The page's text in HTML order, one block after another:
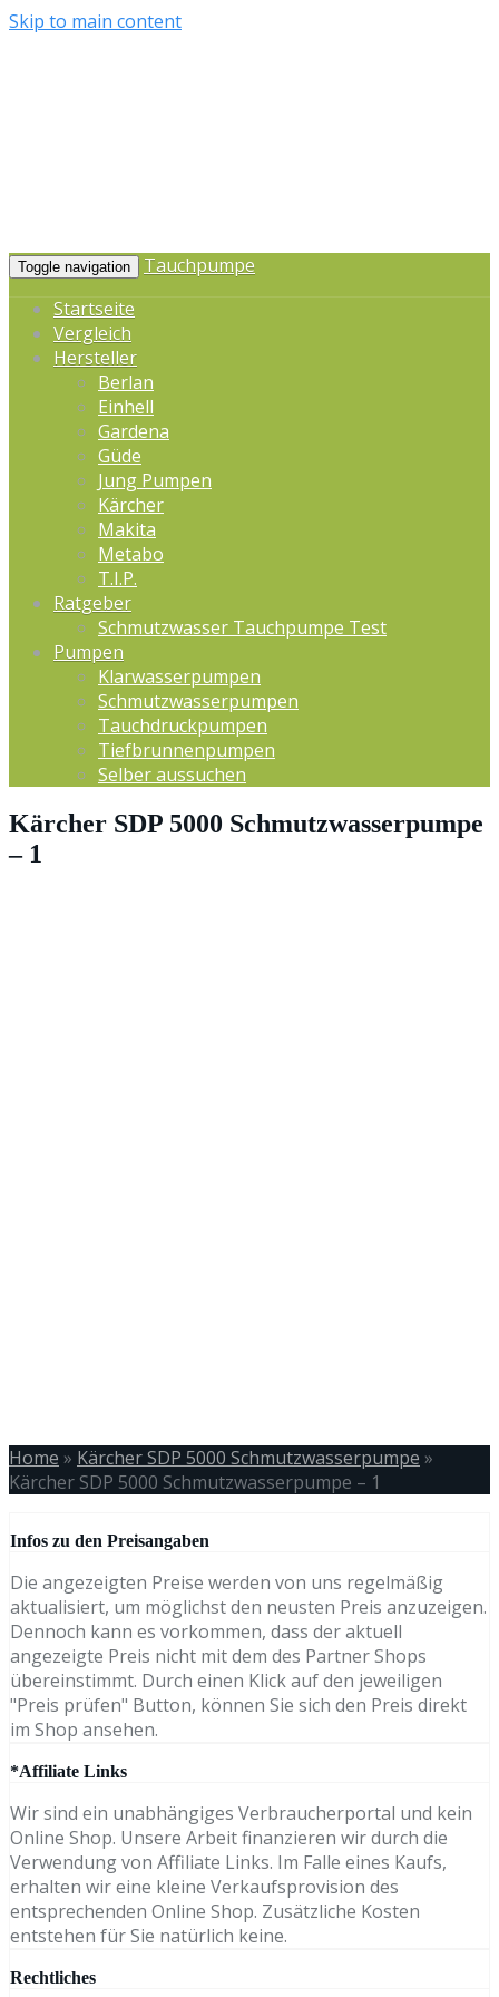
Skip to main content
Toggle navigation
Tauchpumpe
Startseite
Vergleich
Hersteller
Berlan
Einhell
Gardena
Güde
Jung Pumpen
Kärcher
Makita
Metabo
T.I.P.
Ratgeber
Schmutzwasser Tauchpumpe Test
Pumpen
Klarwasserpumpen
Schmutzwasserpumpen
Tauchdruckpumpen
Tiefbrunnenpumpen
Selber aussuchen
Kärcher SDP 5000 Schmutzwasserpumpe
– 1
Home » Kärcher SDP 5000 Schmutzwasserpumpe »
Kärcher SDP 5000 Schmutzwasserpumpe – 1
Infos zu den Preisangaben
Die angezeigten Preise werden von uns regelmäßig
aktualisiert, um möglichst den neusten Preis anzuzeigen.
Dennoch kann es vorkommen, dass der aktuell
angezeigte Preis nicht mit dem des Partner Shops
übereinstimmt. Durch einen Klick auf den jeweiligen
"Preis prüfen" Button, können Sie sich den Preis direkt
im Shop ansehen.
*Affiliate Links
Wir sind ein unabhängiges Verbraucherportal und kein
Online Shop. Unsere Arbeit finanzieren wir durch die
Verwendung von Affiliate Links. Im Falle eines Kaufs,
erhalten wir eine kleine Verkaufsprovision des
entsprechenden Online Shop. Zusätzliche Kosten
entstehen für Sie natürlich keine.
Rechtliches